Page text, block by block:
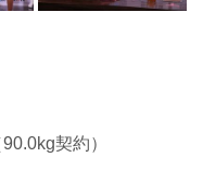
契約）